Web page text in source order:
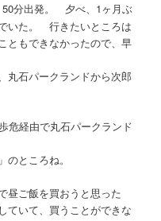
50分出発。 夕べ、1ヶ月ぶ
いた。 行きたいところは
もできなかったので、早
丸石パークランドから次郎
危経由で丸石パークランド
ところね。
昼ご飯を買おうと思った
ていて、買うことができな